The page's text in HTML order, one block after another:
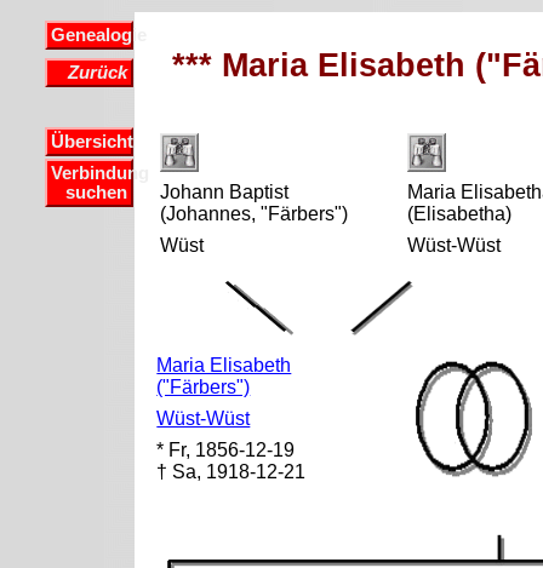
Genealogie
Zurück
Übersicht
Verbindung
suchen
*** Maria Elisabeth
Johann Baptist
(Johannes, "Färbers")
Wüst
Maria
(Elisabetha)
Wüst-Wüst
Maria Elisabeth
("Färbers")
Wüst-Wüst
* Fr, 1856-12-19
† Sa, 1918-12-21